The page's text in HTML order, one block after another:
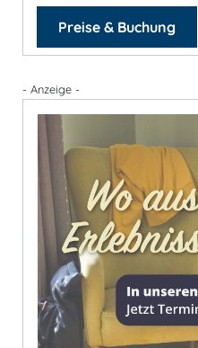
Preise & Buchung
- Anzeige -